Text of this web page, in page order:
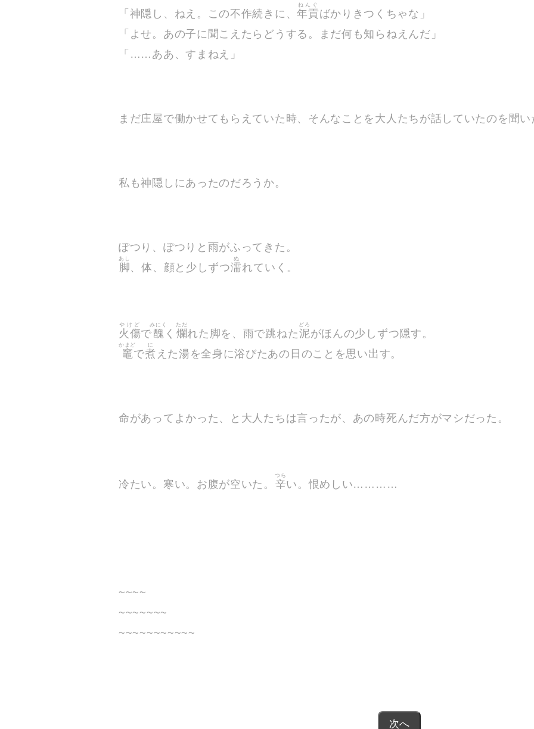
「神隠し、ねえ。この不作続きに、年貢
ねんぐ
ばかりきつくちゃな」
「よせ。あの子に聞こえたらどうする。まだ何も知らねえんだ」
「……ああ、すまねえ」
まだ庄屋で働かせてもらえていた時、そんなことを大人たちが話していたのを聞い
私も神隠しにあったのだろうか。
ぽつり、ぽつりと雨がふってきた。
脚
あし
、体、顔と少しずつ濡
ぬ
れていく。
火傷
やけど
で 醜
みにく
く 爛
ただ
れた脚を、雨で跳ねた泥
どろ
がほんの少しずつ隠す。
竈
かまど
で煮
に
えた湯を全身に浴びたあの日のことを思い出す。
命があってよかった、と大人たちは言ったが、あの時死んだ方がマシだった。
冷たい。寒い。お腹が空いた。 辛
つら
い。恨めしい…………
~~~~
~~~~~~~
~~~~~~~~~~~